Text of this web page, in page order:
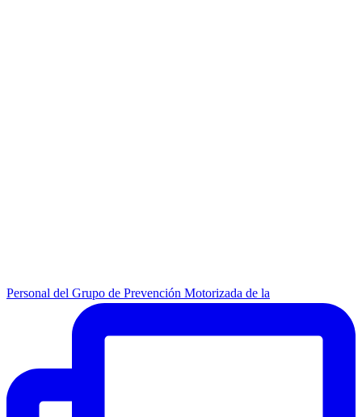
Personal del Grupo de Prevención Motorizada de la